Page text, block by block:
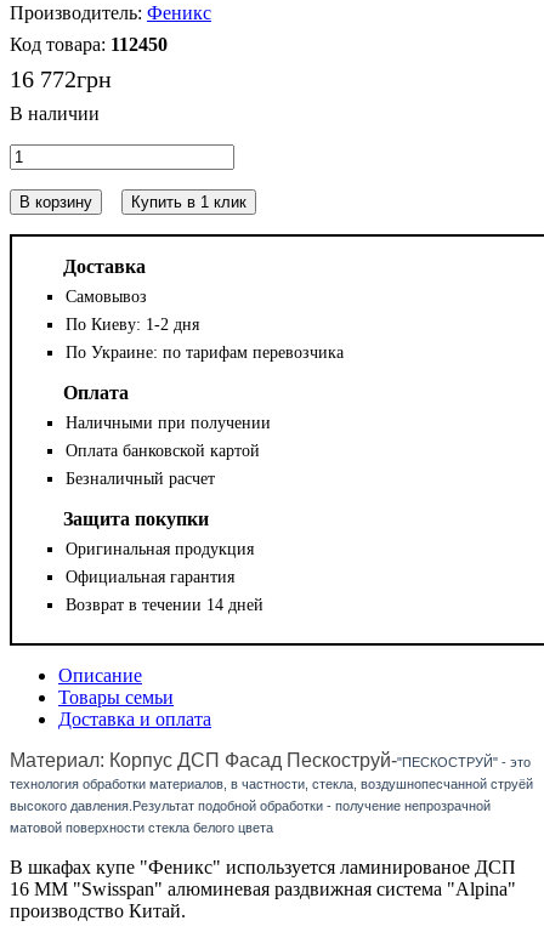
Феникс
112450
16 772грн
В корзину Купить в 1 клик
Доставка
Самовывоз
По Киеву: 1-2 дня
По Украине: по тарифам перевозчика
Оплата
Наличными при получении
Оплата банковской картой
Безналичный расчет
Защита покупки
Оригинальная продукция
Официальная гарантия
Возврат в течении 14 дней
Описание
Товары семьи
Доставка и оплата
Материал: Корпус ДСП Фасад Пескоструй-"ПЕСКОСТРУЙ" - это
технология обработки материалов, в частности, стекла, воздушнопесчанной струёй
высокого давления.Результат подобной обработки - получение непрозрачной
матовой поверхности стекла белого цвета
В шкафах купе "Феникс" используется ламинированое ДСП
16 ММ "Swisspan" алюминевая раздвижная система "Alpina"
производство Китай.